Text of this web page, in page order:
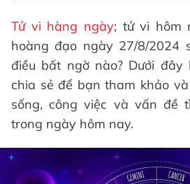
Tử vi hàng ngày; tử vi hôm
hoàng đạo ngày 27/8/2024
điều bất ngờ nào? Dưới đây
chia sẻ để bạn tham khảo
sống, công việc và vấn đề
trong ngày hôm nay.